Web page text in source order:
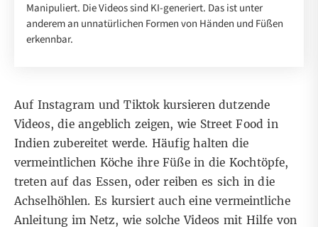
Manipuliert. Die Videos sind KI-generiert. Das ist unter
anderem an unnatürlichen Formen von Händen und Füßen
erkennbar.
Auf InstagramundTiktokkursieren dutzende
Videos, die angeblich zeigen, wie Street Food in
Indien zubereitet werde. Häufig halten die
vermeintlichen Köche ihre Füße in die Kochtöpfe,
treten auf das Essen, oder reiben es sich in die
Achselhöhlen. Es kursiert auch eine vermeintliche
Anleitung im Netz, wie solche Videosmit Hilfe von